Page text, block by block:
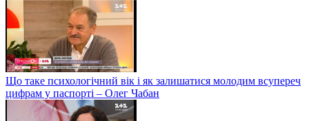
Що таке психологічний вік і як залишатися молодим всупереч
цифрам у паспорті – Олег Чабан